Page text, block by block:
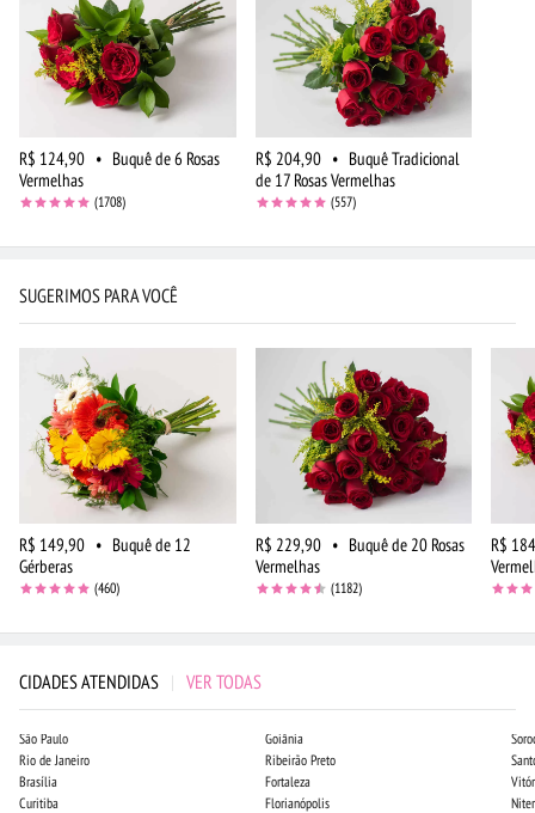
R$ 124,90 • Buquê de 6 Rosas
Vermelhas
(1708)
R$ 204,90 • Buquê Tradicional
de 17 Rosas Vermelhas
(557)
SUGERIMOS PARA VOCÊ
R$ 149,90 • Buquê de 12
Gérberas
(460)
R$ 229,90 • Buquê de 20 Rosas
Vermelhas
(1182)
R$
CIDADES ATENDIDAS | VER TODAS
São Paulo
Rio de Janeiro
Brasília
Curitiba
Goiânia
Ribeirão Preto
Fortaleza
Florianópolis